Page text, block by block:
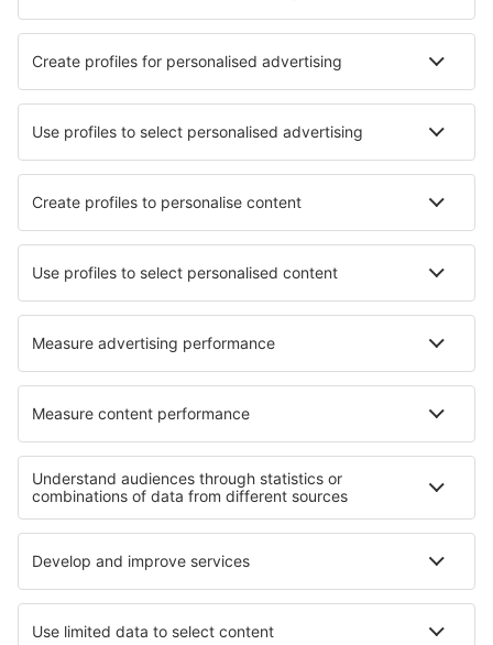
Hotels in Canet Hotels in Vars Hotels in Le Grau Du Roi
Beste hotels - steden
Hotels in Furi Hotels in Kanauta
Hotels in Wallmerod Hotels in Poschiavo
Hotels in Tlaquepaque Hotels in Alstatte
Hotels in Shalimar Hotels Zdice
Beste hotels - regio's
Hotels in Les Deux Alpes Hotels in Normandie
Hotels in Tignes Hotels in Brittany Hotels in Frankrijk
Hotels in Middle East Hotels in Polen Hotels in Torbay
Hotels op Krk Hotels in provincie Osorno